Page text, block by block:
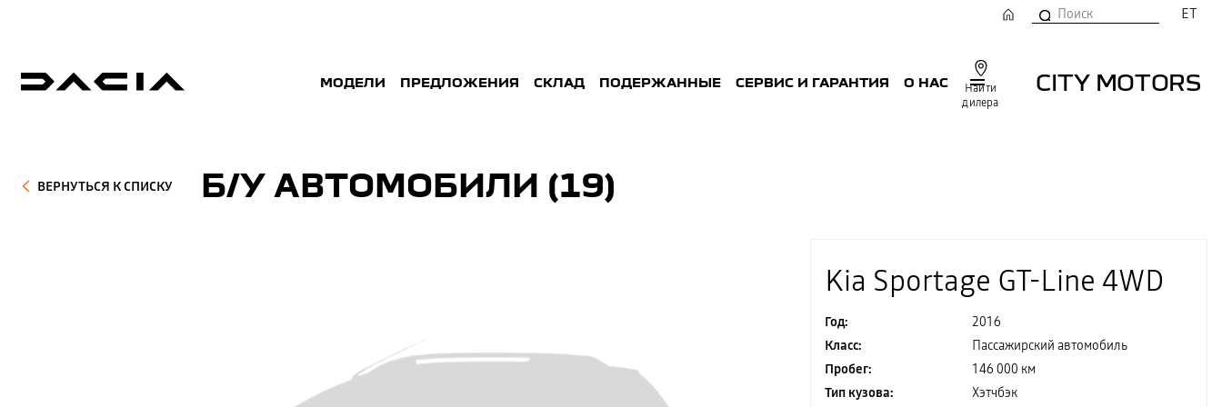
Найти
дилера
CITY MOTORS
МОДЕЛИ ПРЕДЛОЖЕНИЯ СКЛАД ПОДЕРЖАННЫE СЕРВИС И ГАРАНТИЯ О НАС
ET
ВЕРНУТЬСЯ К СПИСКУ Б/У АВТОМОБИЛИ (19)
Kia Sportage GT-Line 4WD
Год:
2016
Класс:
Пассажирский автомобиль
Пробег:
146 000 км
Тип кузова:
Хэтчбэк